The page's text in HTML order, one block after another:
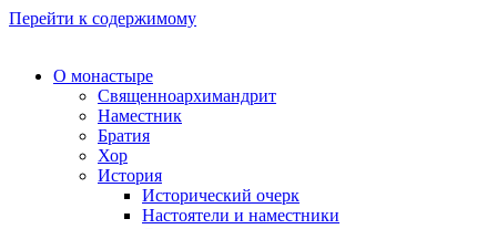
Перейти к содержимому
О монастыре
Священноархимандрит
Наместник
Братия
Хор
История
Исторический очерк
Настоятели и наместники